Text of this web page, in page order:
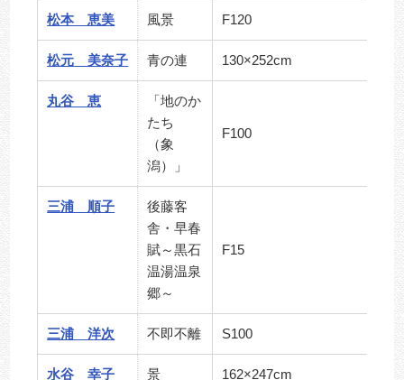
松本 恵美 風景 F120
松元 美奈子 青の連 130×252cm
丸谷 恵
「地のか
たち
（象
潟）」
F100
三浦 順子
後藤客
舎・早春
賦～黒石
温湯温泉
郷～
F15
三浦 洋次 不即不離 S100
水谷 幸子 景 162×247cm